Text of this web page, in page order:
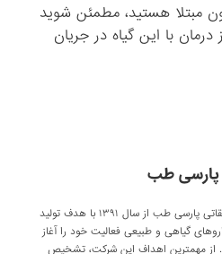
مبتلا هستید، مطمئن شوید
با این گیاه در جریان
پارسی طب
شرکت تحقیقاتی پارسی طب از سال ۱۳۹۱ با هدف تولید
گیاهی و طبیعی فعالیت خود را آغاز
از مهمترین اهداف این شرکت، تشخیص